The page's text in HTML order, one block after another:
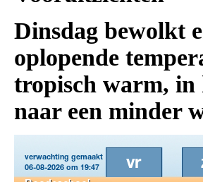
Dinsdag bewolkt
oplopende
tropisch warm, in
naar een minder